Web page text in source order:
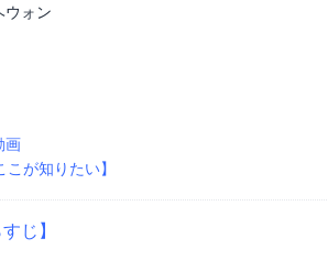
ウォン
画
こが知りたい】
じ】